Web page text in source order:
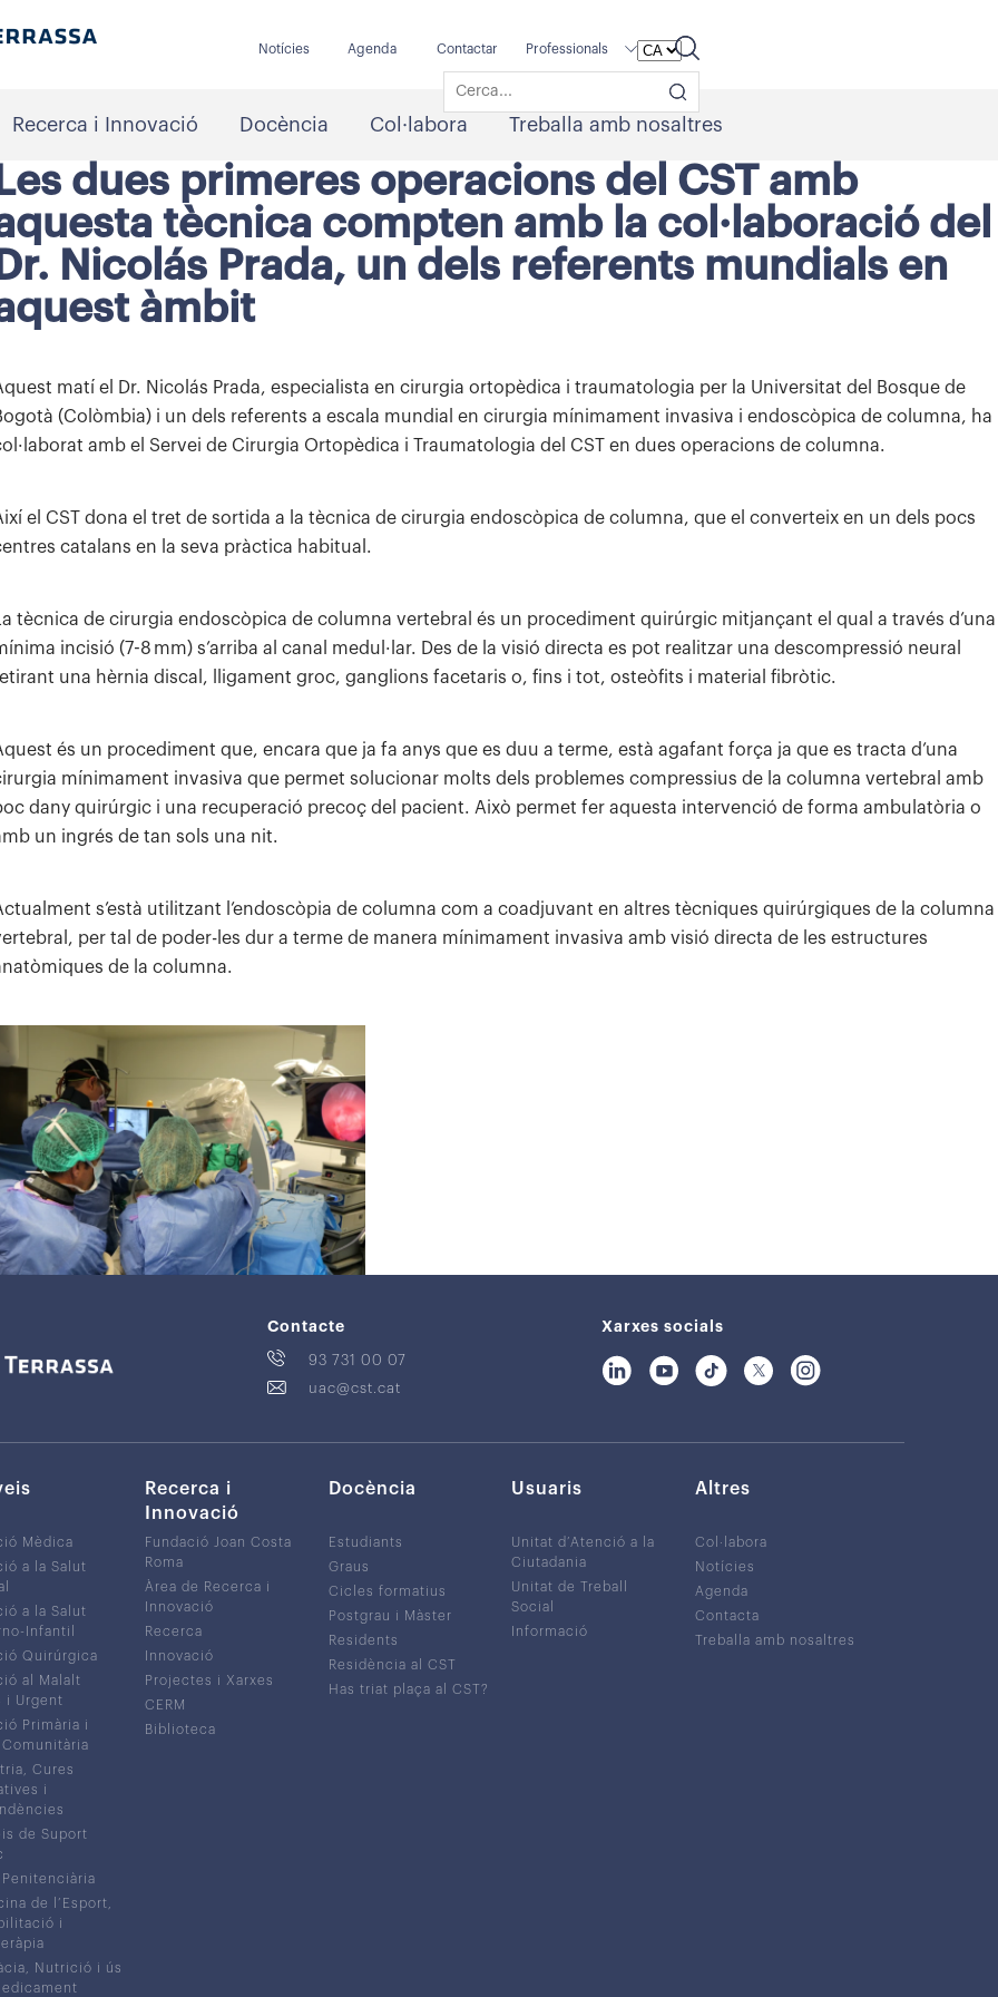
Notícies Agenda Contactar Professionals
Recerca i Innovació Docència Col·labora Treballa amb nosaltres
dues primeres operacions del CST amb
tècnica compten amb la col·laboració del
Nicolás Prada, un dels referents mundials en
àmbit
matí el Dr. Nicolás Prada, especialista en cirurgia ortopèdica i traumatologia per la Universitat del Bosque de
(Colòmbia) i un dels referents a escala mundial en cirurgia mínimament invasiva i endoscòpica de columna, ha
amb el Servei de Cirurgia Ortopèdica i Traumatologia del CST en dues operacions de columna.
el CST dona el tret de sortida a la tècnica de cirurgia endoscòpica de columna, que el converteix en un dels pocs
catalans en la seva pràctica habitual.
tècnica de cirurgia endoscòpica de columna vertebral és un procediment quirúrgic mitjançant el qual a través d’una
incisió (7-8 mm) s’arriba al canal medul·lar. Des de la visió directa es pot realitzar una descompressió neural
una hèrnia discal, lligament groc, ganglions facetaris o, fins i tot, osteòfits i material fibròtic.
és un procediment que, encara que ja fa anys que es duu a terme, està agafant força ja que es tracta d’una
mínimament invasiva que permet solucionar molts dels problemes compressius de la columna vertebral amb
dany quirúrgic i una recuperació precoç del pacient. Això permet fer aquesta intervenció de forma ambulatòria o
un ingrés de tan sols una nit.
s’està utilitzant l’endoscòpia de columna com a coadjuvant en altres tècniques quirúrgiques de la columna
per tal de poder-les dur a terme de manera mínimament invasiva amb visió directa de les estructures
de la columna.
Contacte
93 731 00 07
uac@cst.cat
Xarxes socials
Mèdica
a la Salut
a la Salut
Infantil
Quirúrgica
al Malalt
i Urgent
Primària i
Cures
i
de Suport
de l’Esport,
i
Nutrició i ús
Recerca i
Innovació
Fundació Joan Costa
Roma
Àrea de Recerca i
Innovació
Recerca
Innovació
Projectes i Xarxes
CERM
Biblioteca
Docència
Estudiants
Graus
Cicles formatius
Postgrau i Màster
Residents
Residència al CST
Has triat plaça al CST?
Usuaris
Unitat d’Atenció a la
Ciutadania
Unitat de Treball
Social
Informació
Altres
Col·labora
Notícies
Agenda
Contacta
Treballa amb nosaltres